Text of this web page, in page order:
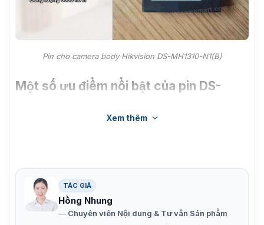
Pin cho camera body Hikvision DS-MH1310-N1(B)
Một số ưu điểm nổi bật của pin DS-
Có thể sạc lại được.
Dễ dàng tháo lắp khi cần thiết.
Xem thêm
TÁC GIẢ
Hồng Nhung
Chuyên viên Nội dung & Tư vấn Sản phẩm